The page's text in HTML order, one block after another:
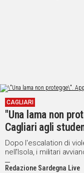
CAGLIARI
"Una lama non
Cagliari agli
Dopo l'escalation di
nell'Isola, i militari
Redazione Sardegna Live